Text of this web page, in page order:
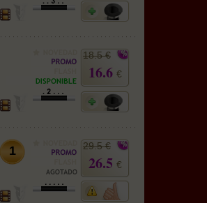
18.5 €
16.6 €
1 29.5 €
26.5 €